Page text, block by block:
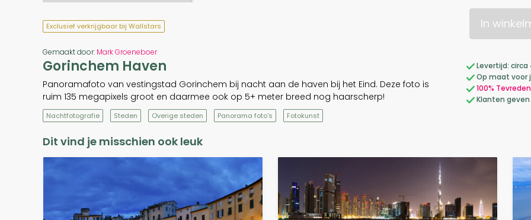
Exclusief verkrijgbaar bij Wallstars
Gemaakt door: Mark Groeneboer
Gorinchem Haven
Panoramafoto van vestingstad Gorinchem bij nacht aan de haven bij het Eind. Deze foto is
ruim 135 megapixels groot en daarmee ook op 5+ meter breed nog haarscherp!
Nachtfotografie Steden Overige steden Panorama foto's Fotokunst
In
Levertijd:
Op maat voor
100%
Klanten
Dit vind je misschien ook leuk